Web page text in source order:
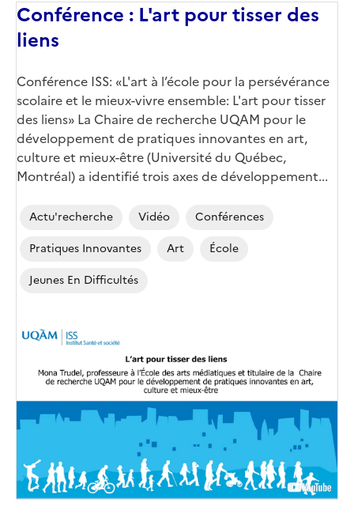
Conférence : L'art pour tisser des
liens
Conférence ISS: «L'art à l’école pour la persévérance
scolaire et le mieux-vivre ensemble: L'art pour tisser
des liens» La Chaire de recherche UQAM pour le
développement de pratiques innovantes en art,
culture et mieux-être (Université du Québec,
Montréal) a identifié trois axes de développement...
Actu'recherche Vidéo
Conférences
Pratiques Innovantes
Art
École
Jeunes En Difficultés